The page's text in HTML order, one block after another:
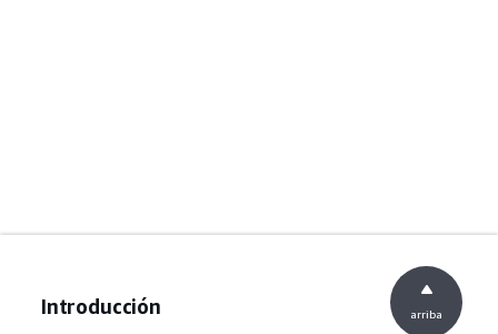
Introducción arriba